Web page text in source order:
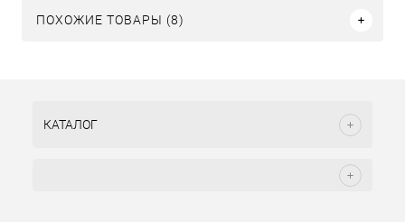
ПОХОЖИЕ ТОВАРЫ (8)
КАТАЛОГ